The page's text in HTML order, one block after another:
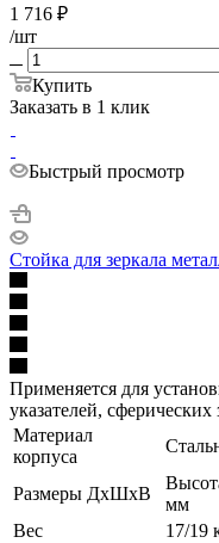
1 716 ₽
/шт
Купить
Заказать в 1 клик
Быстрый просмотр
Стойка для зеркала
Применяется для
указателей, сферических
Материал
корпуса
Размеры ДхШхВ
мм
Вес
17/19